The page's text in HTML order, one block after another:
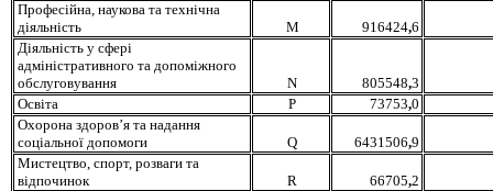
Професійна, наукова та технічна
діяльність
M 916424,6
Діяльність у сфері
адміністративного та допоміжного
обслуговування
N 805548,3
Освіта
P 73753,0
Охорона здоров’я та надання
соціальної допомоги
Q 6431506,9
Мистецтво, спорт, розваги та
відпочинок
R 66705,2